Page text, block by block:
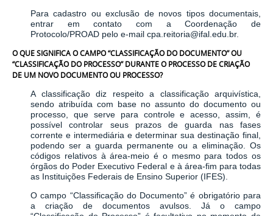
Para cadastro ou exclusão de novos tipos documentais,
entrar em contato com a Coordenação de
Protocolo/PROAD pelo e-mail cpa.reitoria@ifal.edu.br.
O QUE SIGNIFICA O CAMPO “CLASSIFICAÇÃO DO DOCUMENTO” OU
“CLASSIFICAÇÃO DO PROCESSO” DURANTE O PROCESSO DE CRIAÇÃO
DE UM NOVO DOCUMENTO OU PROCESSO?
A classificação diz respeito a classificação arquivística,
sendo atribuída com base no assunto do documento ou
processo, que serve para controle e acesso, assim, é
possível controlar seus prazos de guarda nas fases
corrente e intermediária e determinar sua destinação final,
podendo ser a guarda permanente ou a eliminação. Os
códigos relativos à área-meio é o mesmo para todos os
órgãos do Poder Executivo Federal e à área-fim para todas
as Instituições Federais de Ensino Superior (IFES).
O campo “Classificação do Documento” é obrigatório para
a criação de documentos avulsos. Já o campo